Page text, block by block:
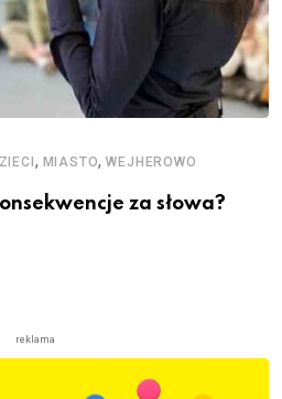
, MIASTO,WEJHEROWO
za słowa?
reklama